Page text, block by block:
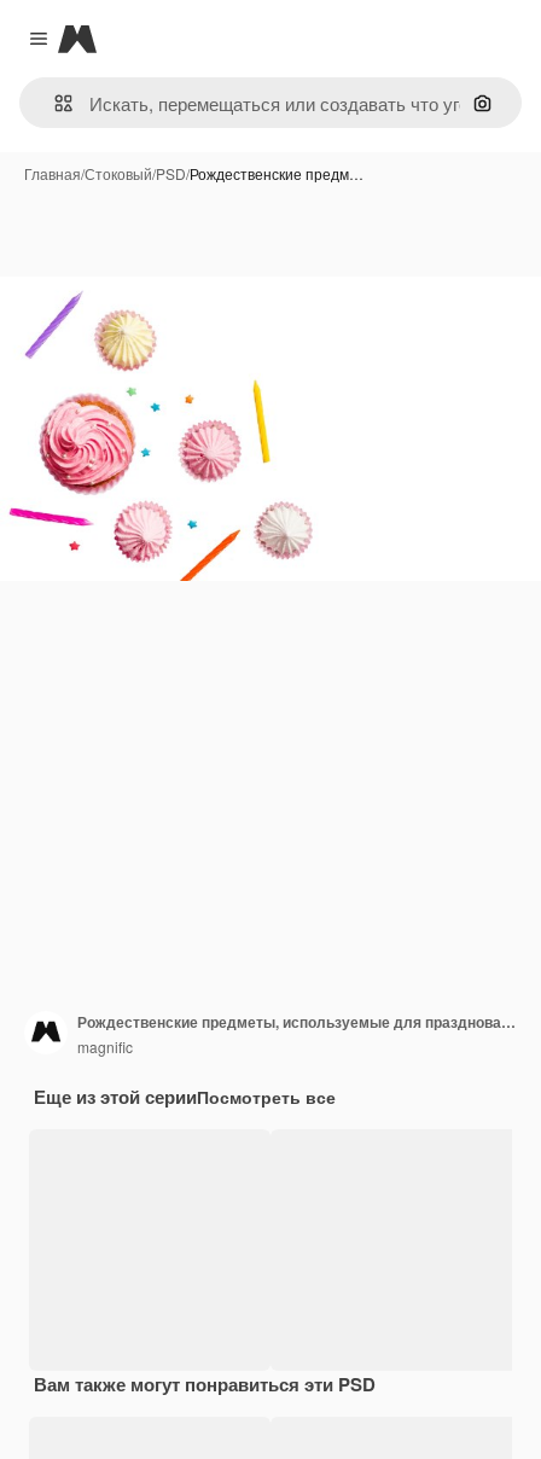
Close menu
Magnific
Поиск
Главная/Стоковый/PSD/Рождественские предм…
Рождественские предметы, используемые для празднования, изолированы
magnific
Еще из этой серииПосмотреть все
Вам также могут понравиться эти PSD